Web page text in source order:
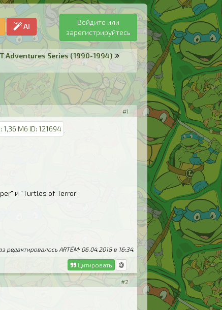
AI
Войдите или
зарегистрируйтесь
Adventures Series (1990-1994)
#1
и "Turtles of Terror".
редактировалось ARTЁM; 06.04.2018 в 16:34.
Цитировать
#2